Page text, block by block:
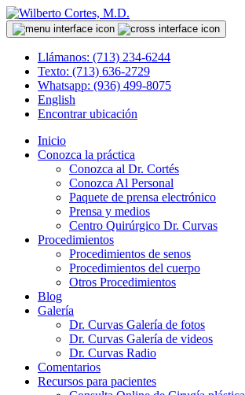
Llámanos: (713) 234-6244
Texto: (713) 636-2729
Whatsapp: (936) 499-8075
English
Encontrar ubicación
Inicio
Conozca la práctica
Conozca al Dr. Cortés
Conozca Al Personal
Paquete de prensa electrónico
Prensa y medios
Centro Quirúrgico Dr. Curvas
Procedimientos
Procedimientos de senos
Procedimientos del cuerpo
Otros Procedimientos
Blog
Galería
Dr. Curvas Galería de fotos
Dr. Curvas Galería de videos
Dr. Curvas Radio
Comentarios
Recursos para pacientes